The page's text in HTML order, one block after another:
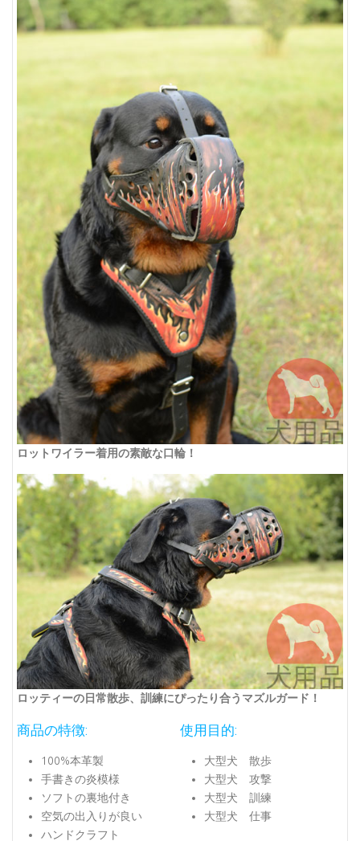
ロットワイラー着用の素敵な口輪！
ロッティーの日常散歩、訓練にぴったり合うマズルガード！
商品の特徴:
100%本革製
手書きの炎模様
ソフトの裏地付き
空気の出入りが良い
ハンドクラフト
使用目的:
大型犬 散歩
大型犬 攻撃
大型犬 訓練
大型犬 仕事